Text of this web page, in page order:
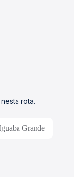
rota.
Grande